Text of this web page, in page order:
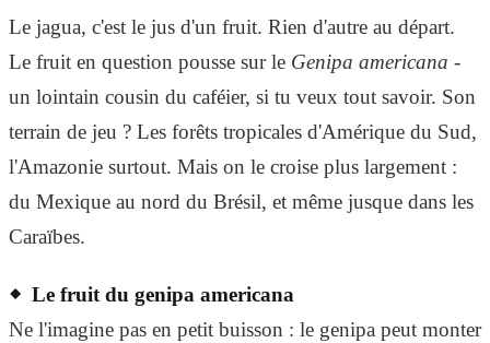
Le jagua, c'est le jus d'un fruit. Rien d'autre au départ.
Le fruit en question pousse sur le Genipa americana -
un lointain cousin du caféier, si tu veux tout savoir. Son
terrain de jeu ? Les forêts tropicales d'Amérique du Sud,
l'Amazonie surtout. Mais on le croise plus largement :
du Mexique au nord du Brésil, et même jusque dans les
Caraïbes.
Le fruit du genipa americana
Ne l'imagine pas en petit buisson : le genipa peut monter